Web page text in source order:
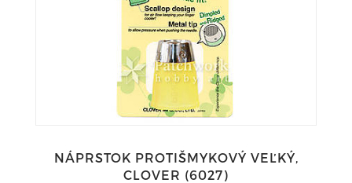
NÁPRSTOK PROTIŠMYKOVÝ VEĽKÝ,
CLOVER (6027)